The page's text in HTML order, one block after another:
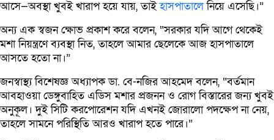
আসে—অবস্থা খুবই খারাপ হয়ে যায়, তাইহাসপাতালেনিয়ে এসেছি।”
অন্য এক স্বজন ক্ষোভ প্রকাশ করে বলেন, “সরকার যদি আগে থেকেই
মশা নিয়ন্ত্রণে ব্যবস্থা নিত, তাহলে আমার ছেলেকে আজ হাসপাতালে
আসতে হতো না।”
জনস্বাস্থ্য বিশেষজ্ঞ অধ্যাপক ডা. বে-নজির আহমেদ বলেন, “বর্তমান
আবহাওয়া ডেঙ্গুবাহিত এডিস মশার প্রজনন ও রোগ বিস্তারের জন্য খুবই
অনুকূল। দুই সিটি করপোরেশন যদি এখনই জোরালো পদক্ষেপ না নেয়,
তাহলে সামনে পরিস্থিতি আরও খারাপ হতে পারে।”